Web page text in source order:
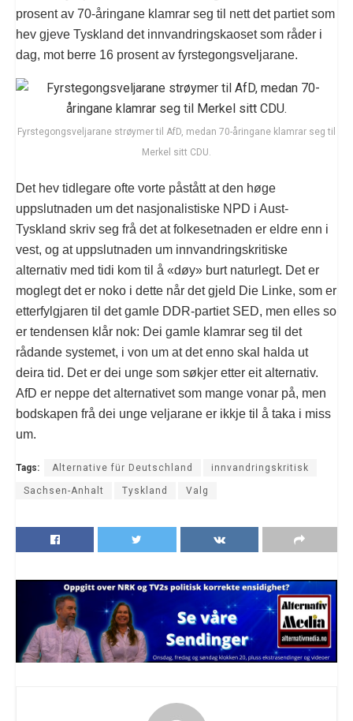
prosent av 70-åringane klamrar seg til nett det partiet som
hev gjeve Tyskland det innvandringskaoset som råder i
dag, mot berre 16 prosent av fyrstegongsveljarane.
Fyrstegongsveljarane strøymer til AfD, medan 70-åringane klamrar seg til
Merkel sitt CDU.
Det hev tidlegare ofte vorte påstått at den høge
uppslutnaden um det nasjonalistiske NPD i Aust-
Tyskland skriv seg frå det at folkesetnaden er eldre enn i
vest, og at uppslutnaden um innvandringskritiske
alternativ med tidi kom til å «døy» burt naturlegt. Det er
moglegt det er noko i dette når det gjeld Die Linke, som er
etterfylgjaren til det gamle DDR-partiet SED, men elles so
er tendensen klår nok: Dei gamle klamrar seg til det
rådande systemet, i von um at det enno skal halda ut
deira tid. Det er dei unge som søkjer etter eit alternativ.
AfD er neppe det alternativet som mange vonar på, men
bodskapen frå dei unge veljarane er ikkje til å taka i miss
um.
Tags: Alternative für Deutschland innvandringskritisk
Sachsen-Anhalt Tyskland Valg